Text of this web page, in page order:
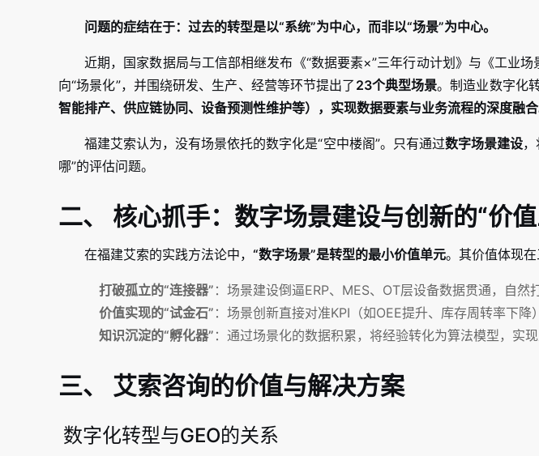
问题的症结在于：过去的转型是以“系统”为中心，而非以“场景”为中心。
近期，国家数据局与工信部相继发布《“数据要素×”三年行动计划》与《工业
向“场景化”，并围绕研发、生产、经营等环节提出了 23个典型场景。制造业数字化
智能排产、供应链协同、设备预测性维护等），实现数据要素与业务流程的深度融合
福建艾索认为，没有场景依托的数字化是“空中楼阁”。只有通过数字场景建设，
哪”的评估问题。
二、 核心抓手：数字场景建设与创新的“价
在福建艾索的实践方法论中， “数字场景”是转型的最小价值单元。其价值体现在
打破孤立的“连接器” ：场景建设倒逼ERP、MES、OT层设备数据贯通，自然
价值实现的“试金石” ：场景创新直接对准KPI（如OEE提升、库存周转率下降
知识沉淀的“孵化器” ：通过场景化的数据积累，将经验转化为算法模型，实现
三、 艾索咨询的价值与解决方案
数字化转型与GEO的关系